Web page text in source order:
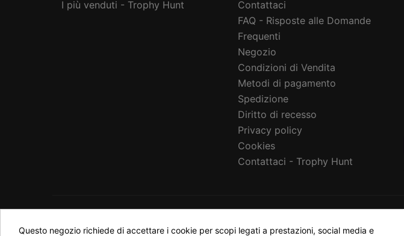
I più venduti - Trophy Hunt
Contattaci
FAQ - Risposte alle Domande
Frequenti
Negozio
Condizioni di Vendita
Metodi di pagamento
Spedizione
Diritto di recesso
Privacy policy
Cookies
Contattaci - Trophy Hunt
Questo negozio richiede di accettare i cookie per scopi legati a prestazioni, social media e